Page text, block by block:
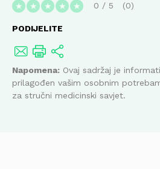
★ ★ ★ ★ ★ 0 / 5 0
PODIJELITE
Napomena: Ovaj sadržaj je
prilagođen vašim osobnim
za stručni medicinski savjet.